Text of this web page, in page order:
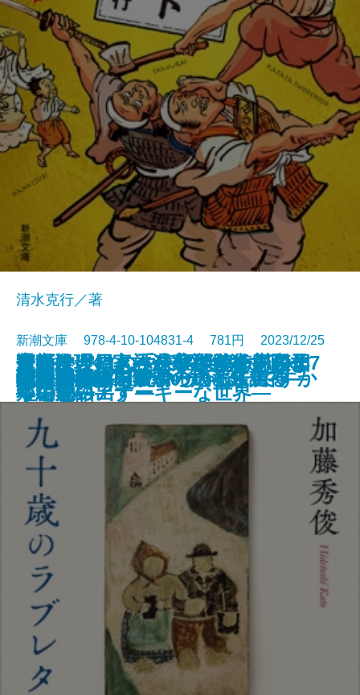
広重ぶるう
母親病
近親殺人―家族が家族を殺すとき
―
冬の日誌／内面からの報告書
ナッシング・マン
今夜は、鍋。―温かな食卓を囲む7
つの物語―
魔女推理―きっといつか、恋のよ
うに思い出す―
婚活1000本ノック
アルマジロの手―宇能鴻一郎傑作
短編集―
室町は今日もハードボイルド―日
本中世のアナーキーな世界―
清水克行／著
新潮文庫 978-4-10-104831-4 781円 2023/12/25
文庫電子書籍あり
九十歳のラブレター
阿修羅草紙
破天荒
華のかけはし―東福門院徳川和子
―
生贄の門
奇譚蒐集録―鉄環の娘と来訪神―
だってバズりたいじゃないですか
大絵画展
地中の星―東京初の地下鉄走る―
聖者のかけら